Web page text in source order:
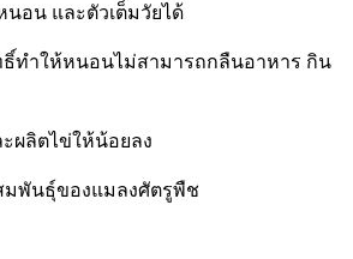
อน และตัวเต็มวัยได้
ธิ์ทำให้หนอนไม่สามารถกลืนอาหาร กิน
ะผลิตไข่ให้น้อยลง
มพันธุ์ของแมลงศัตรูพืช